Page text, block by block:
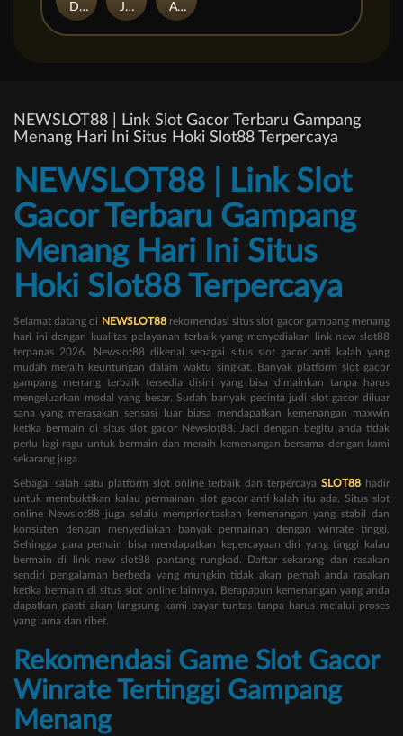
Jawsome Pirates
Dawn of Kings Amazing Miceketeers
NEWSLOT88 | Link Slot Gacor Terbaru Gampang
Menang Hari Ini Situs Hoki Slot88 Terpercaya
NEWSLOT88 | Link Slot
Gacor Terbaru Gampang
Menang Hari Ini Situs
Hoki Slot88 Terpercaya
Selamat datang di NEWSLOT88rekomendasi situs slot gacor gampang menang
hari ini dengan kualitas pelayanan terbaik yang menyediakan link new slot88
terpanas 2026. Newslot88 dikenal sebagai situs slot gacor anti kalah yang
mudah meraih keuntungan dalam waktu singkat. Banyak platform slot gacor
gampang menang terbaik tersedia disini yang bisa dimainkan tanpa harus
mengeluarkan modal yang besar. Sudah banyak pecinta judi slot gacor diluar
sana yang merasakan sensasi luar biasa mendapatkan kemenangan maxwin
ketika bermain di situs slot gacor Newslot88. Jadi dengan begitu anda tidak
perlu lagi ragu untuk bermain dan meraih kemenangan bersama dengan kami
sekarang juga.
Sebagai salah satu platform slot online terbaik dan terpercayaSLOT88 hadir
untuk membuktikan kalau permainan slot gacor anti kalah itu ada. Situs slot
online Newslot88 juga selalu memprioritaskan kemenangan yang stabil dan
konsisten dengan menyediakan banyak permainan dengan winrate tinggi.
Sehingga para pemain bisa mendapatkan kepercayaan diri yang tinggi kalau
bermain di link new slot88 pantang rungkad. Daftar sekarang dan rasakan
sendiri pengalaman berbeda yang mungkin tidak akan pernah anda rasakan
ketika bermain di situs slot online lainnya. Berapapun kemenangan yang anda
dapatkan pasti akan langsung kami bayar tuntas tanpa harus melalui proses
yang lama dan ribet.
Rekomendasi Game Slot Gacor
Winrate Tertinggi Gampang
Menang